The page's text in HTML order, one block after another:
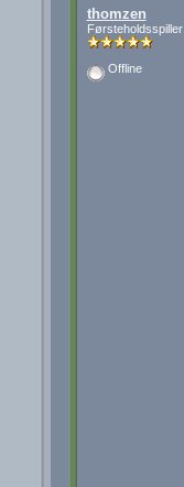
thomzen
Førsteholdsspiller
Offline